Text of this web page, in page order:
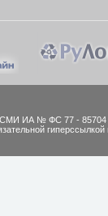
СМИ ИА № ФС 77 - 85704
гиперссылкой